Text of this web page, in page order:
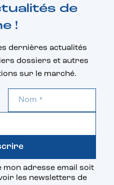
de
!
dernières actualités
dossiers et autres
sur le marché.
mon adresse email soit
les newsletters de